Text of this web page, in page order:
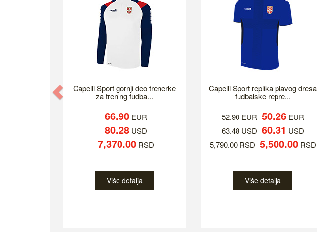
Capelli Sport gornji deo trenerke
za trening fudba...
66.90EUR
80.28USD
7,370.00RSD
Više detalja
Capelli Sport replika plavog dresa
fudbalske repre...
52.90 EUR 50.26EUR
63.48 USD 60.31 USD
5,790.00 RSD 5,500.00RSD
Više detalja
Previous